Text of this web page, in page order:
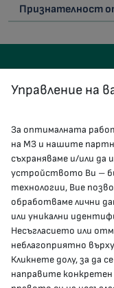
Признателност
КОНТАКТИ
гр.София,
МЗ В
Управление на
За оптималната
на МЗ и нашите
съхраняваме и/или да
устройството Ви –
технологии, Вие
обработваме лични
или уникални
Несъгласието или
неблагоприятно
Кликнете долу, за да
направите